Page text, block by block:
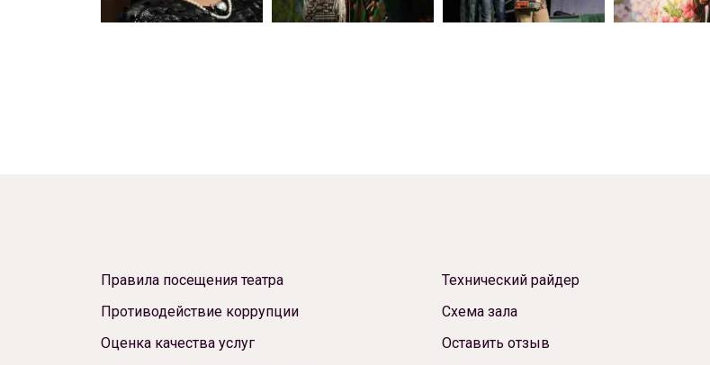
Правила посещения театра
Противодействие коррупции
Оценка качества услуг
Технический райдер
Схема зала
Оставить отзыв